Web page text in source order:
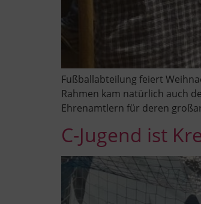
Fußballabteilung feiert
Rahmen kam natürlich auch
Ehrenamtlern für deren
C-Jugend ist